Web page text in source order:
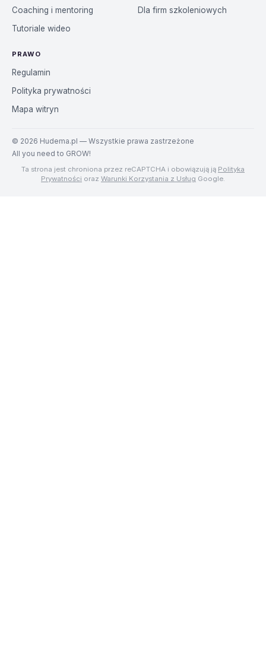
Coaching i mentoring
Tutoriale wideo
Dla firm szkoleniowych
PRAWO
Regulamin
Polityka prywatności
Mapa witryn
© 2026 Hudema.pl — Wszystkie prawa zastrzeżone
All you need to GROW!
Ta strona jest chroniona przez reCAPTCHA i obowiązują ją Polityka
Prywatności oraz Warunki Korzystania z Usług Google.